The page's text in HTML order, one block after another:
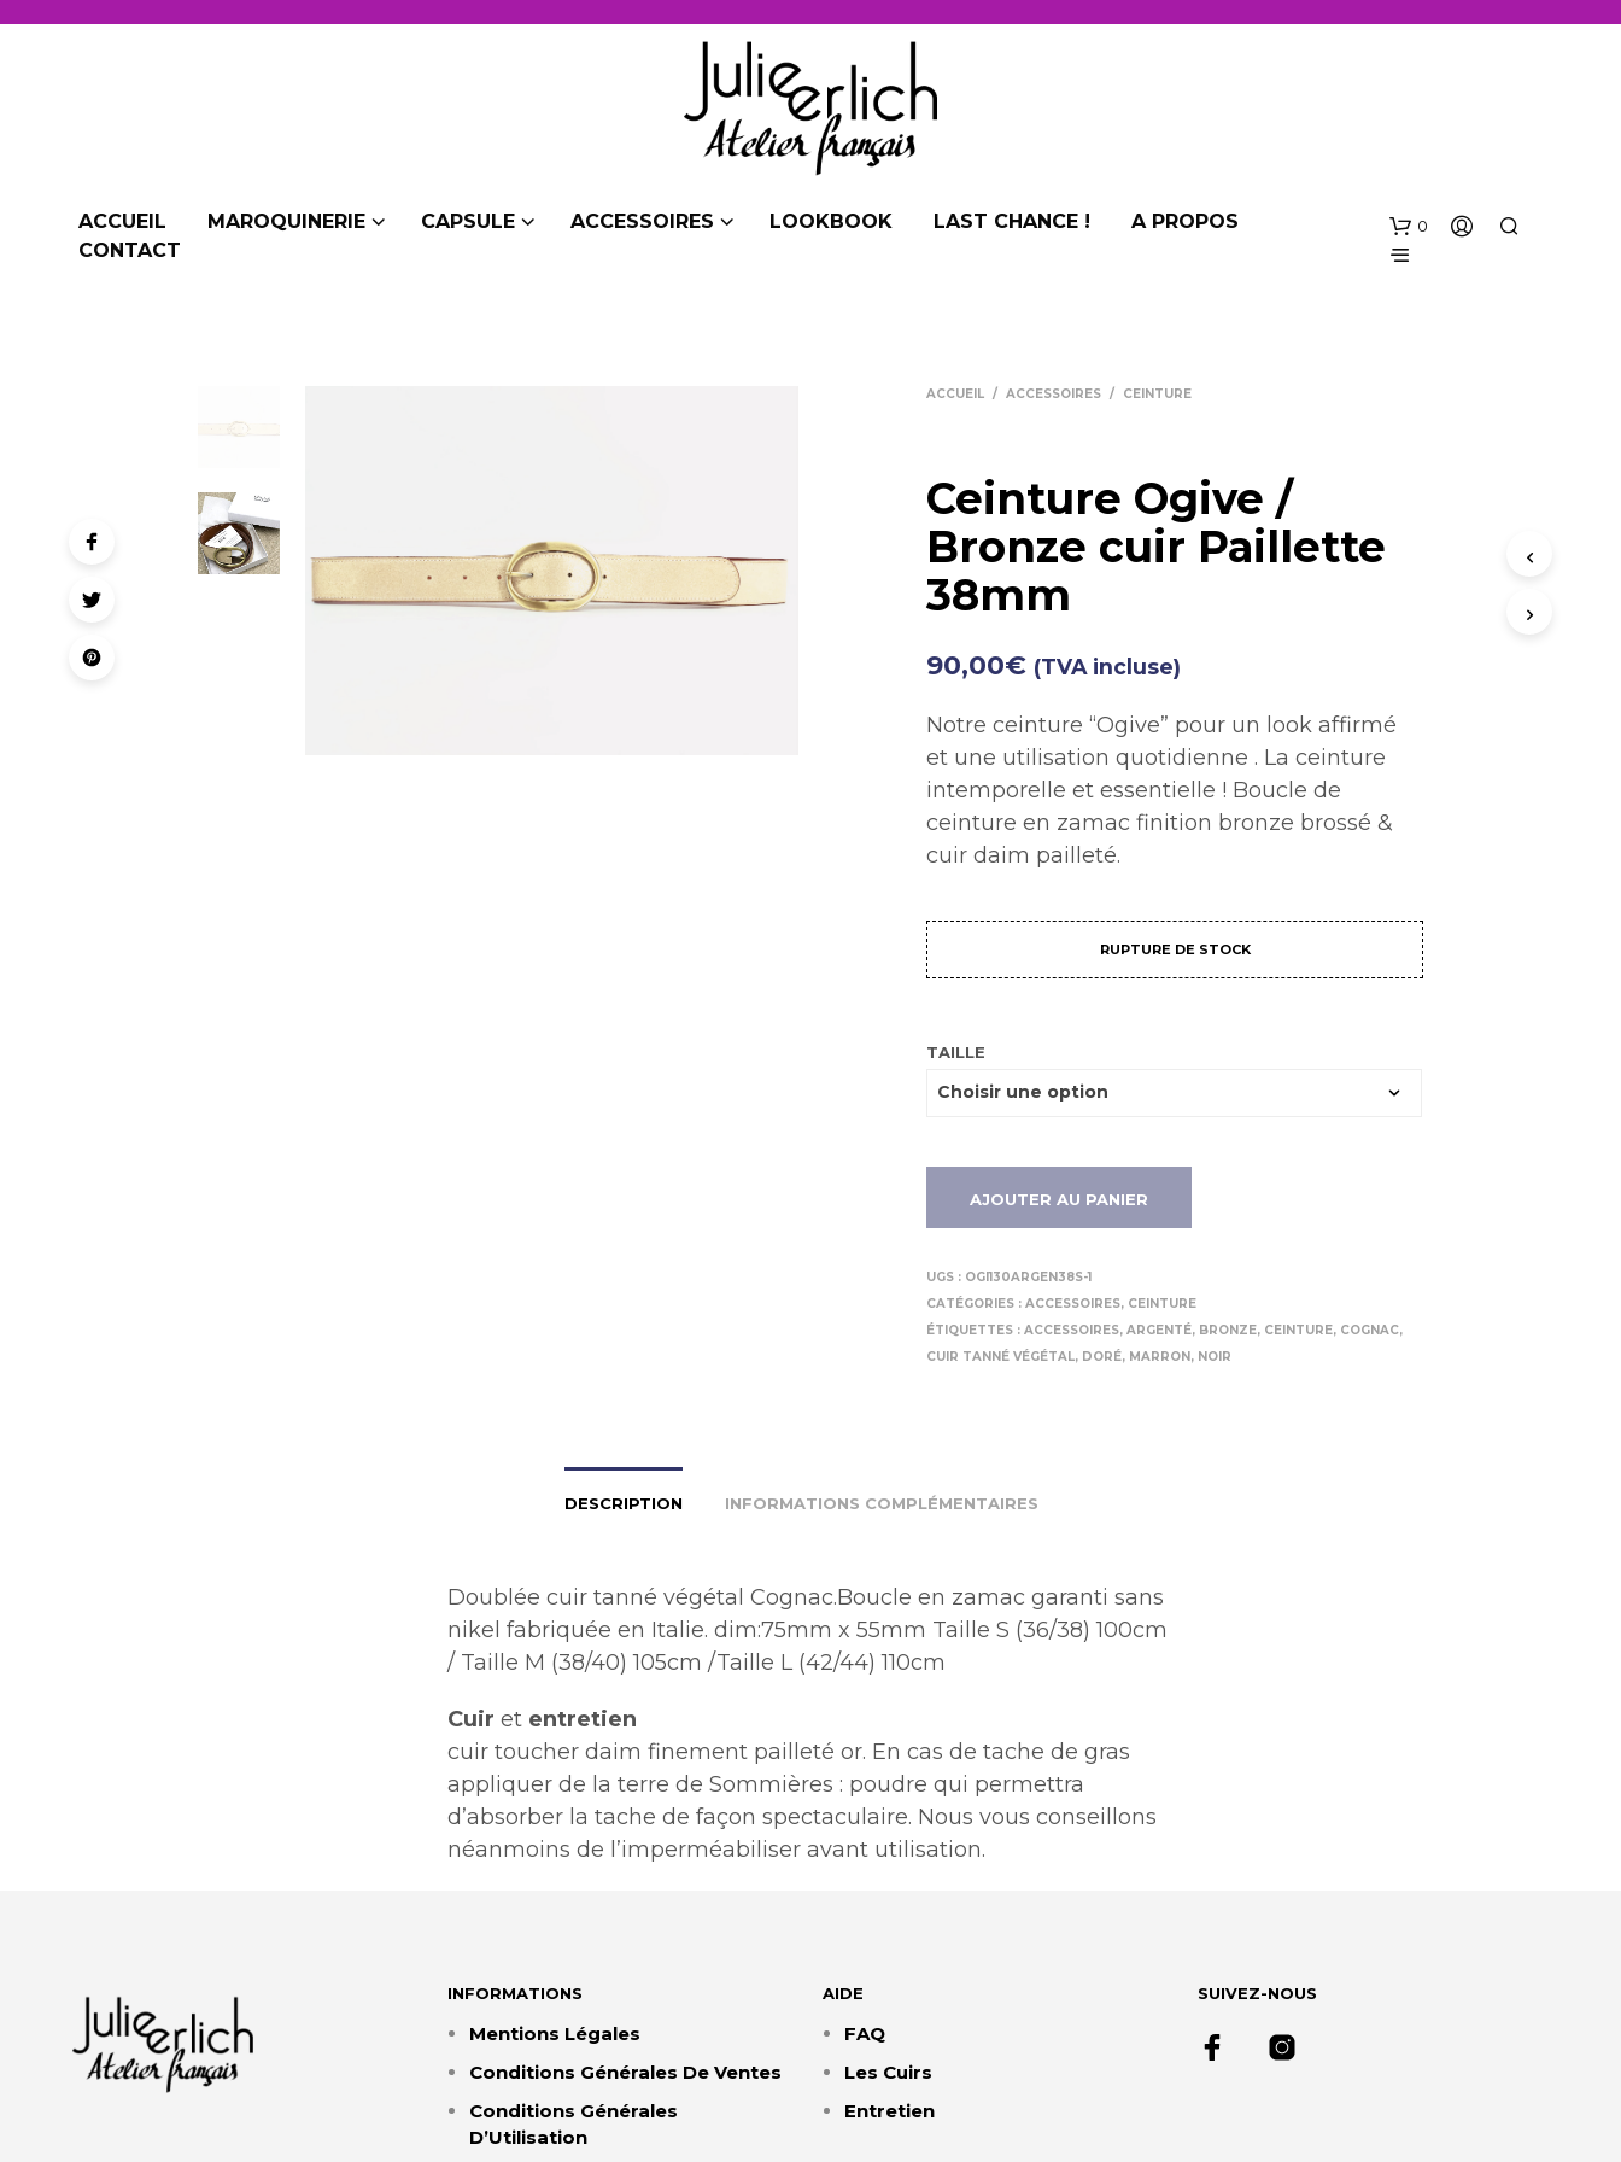
ACCUEIL MAROQUINERIE CAPSULE ACCESSOIRES LOOKBOOK LAST CHANCE !
A PROPOS
CONTACT
0
ACCUEIL / ACCESSOIRES / CEINTURE
Ceinture Ogive /
Bronze cuir Paillette
38mm
90,00€ (TVA incluse)
Notre ceinture “Ogive” pour un look affirmé
et une utilisation quotidienne . La ceinture
intemporelle et essentielle ! Boucle de
ceinture en zamac finition bronze brossé &
cuir daim pailleté.
RUPTURE DE STOCK
TAILLE
AJOUTER AU PANIER
UGS : OGI130ARGEN38S-1
CATÉGORIES :ACCESSOIRES, CEINTURE
ÉTIQUETTES :ACCESSOIRES,ARGENTÉ, BRONZE, CEINTURE, COGNAC,
CUIR TANNÉ VÉGÉTAL, DORÉ, MARRON, NOIR
DESCRIPTION INFORMATIONS COMPLÉMENTAIRES
Doublée cuir tanné végétal Cognac.Boucle en zamac garanti sans
nikel fabriquée en Italie. dim:75mm x 55mm Taille S (36/38) 100cm
/ Taille M (38/40) 105cm /Taille L (42/44) 110cm
Cuir et entretien
cuir toucher daim finement pailleté or. En cas de tache de gras
appliquer de la terre de Sommières : poudre qui permettra
d’absorber la tache de façon spectaculaire. Nous vous conseillons
néanmoins de l’imperméabiliser avant utilisation.
INFORMATIONS
Mentions Légales
Conditions Générales De Ventes
Conditions Générales
D’Utilisation
AIDE
FAQ
Les Cuirs
Entretien
SUIVEZ-NOUS